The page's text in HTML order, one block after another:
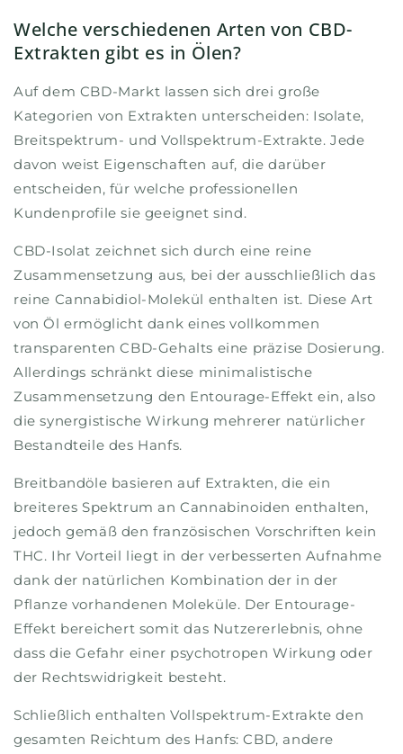
Welche verschiedenen Arten von CBD-
Extrakten gibt es in Ölen?
Auf dem CBD-Markt lassen sich drei große
Kategorien von Extrakten unterscheiden: Isolate,
Breitspektrum- und Vollspektrum-Extrakte. Jede
davon weist Eigenschaften auf, die darüber
entscheiden, für welche professionellen
Kundenprofile sie geeignet sind.
CBD-Isolat zeichnet sich durch eine reine
Zusammensetzung aus, bei der ausschließlich das
reine Cannabidiol-Molekül enthalten ist. Diese Art
von Öl ermöglicht dank eines vollkommen
transparenten CBD-Gehalts eine präzise Dosierung.
Allerdings schränkt diese minimalistische
Zusammensetzung den Entourage-Effekt ein, also
die synergistische Wirkung mehrerer natürlicher
Bestandteile des Hanfs.
Breitbandöle basieren auf Extrakten, die ein
breiteres Spektrum an Cannabinoiden enthalten,
jedoch gemäß den französischen Vorschriften kein
THC. Ihr Vorteil liegt in der verbesserten Aufnahme
dank der natürlichen Kombination der in der
Pflanze vorhandenen Moleküle. Der Entourage-
Effekt bereichert somit das Nutzererlebnis, ohne
dass die Gefahr einer psychotropen Wirkung oder
der Rechtswidrigkeit besteht.
Schließlich enthalten Vollspektrum-Extrakte den
gesamten Reichtum des Hanfs: CBD, andere